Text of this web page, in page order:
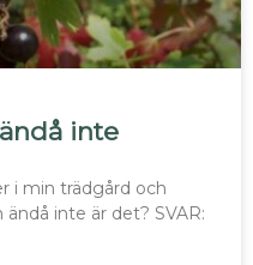
inte
i min trädgård och
inte är det? SVAR: